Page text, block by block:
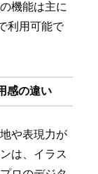
機能は主に
利用可能で
感の違い
や表現力が
は、イラス